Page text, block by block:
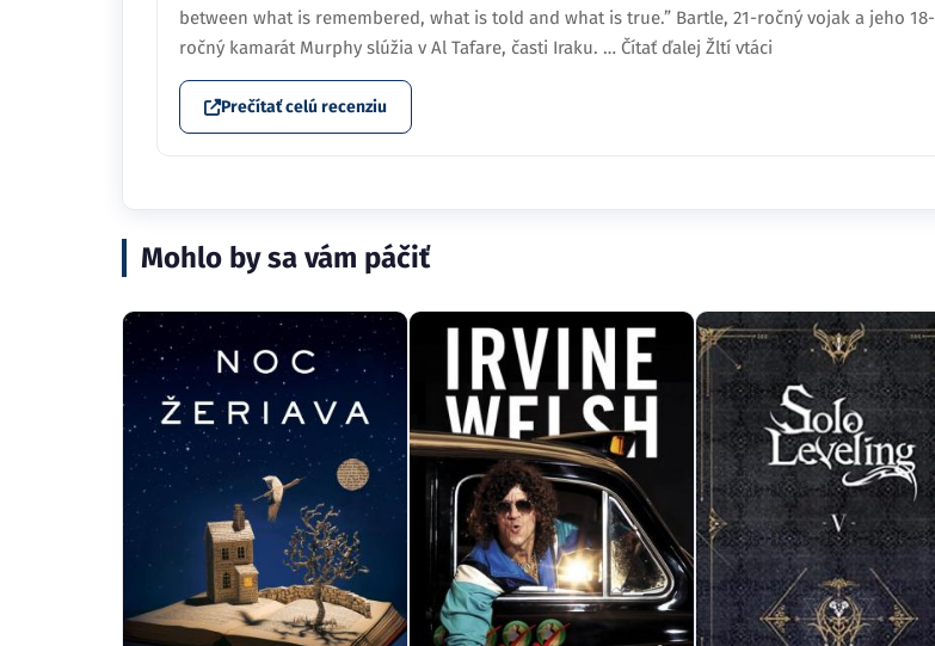
between what is remembered, what is told and what is true.” Bartle, 21-ročný vojak a jeho 18-
ročný kamarát Murphy slúžia v Al Tafare, časti Iraku. … Čítať ďalej Žltí vtáci
Prečítať celú recenziu
Mohlo by sa vám páčiť